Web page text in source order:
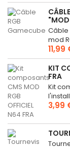
"MOD
Câble
mod
11,99
KIT
FRA
Kit
3,99